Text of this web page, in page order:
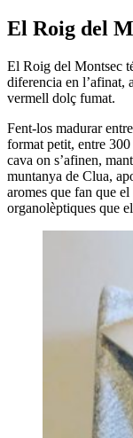
El Roig del
El Roig del Montsec
diferencia en l’afinat,
vermell dolç fumat.
Fent-los madurar
format petit, entre
cava on s’afinen,
muntanya de Clua,
aromes que fan que
organolèptiques que